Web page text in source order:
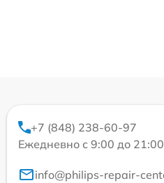
+7 (848) 238-60-97
Ежедневно с 9:00 до 21:00
info@philips-repair-